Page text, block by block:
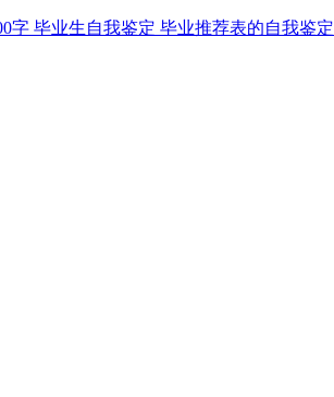
字 毕业生自我鉴定 毕业推荐表的自我鉴定